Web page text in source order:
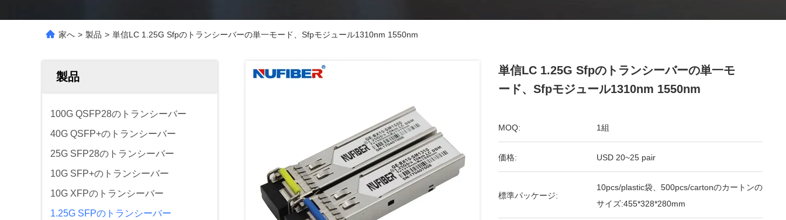
家へ > 製品 > 単信LC 1.25G Sfpのトランシーバーの単一モード、Sfpモジュール1310nm 1550nm
製品
100G QSFP28のトランシーバー
40G QSFP+のトランシーバー
25G SFP28のトランシーバー
10G SFP+のトランシーバー
10G XFPのトランシーバー
1.25G SFPのトランシーバー
単信LC 1.25G Sfpのトランシーバーの単一モ
ード、Sfpモジュール1310nm 1550nm
MOQ: 1組
価格: USD 20~25 pair
標準パッケージ:
10pcs/plastic袋、500pcs/cartonのカートンの
サイズ:455*328*280mm